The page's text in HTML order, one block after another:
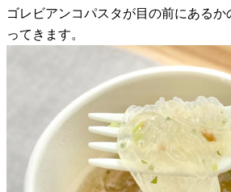
ゴレビアンコパスタが目の前にある
ってきます。